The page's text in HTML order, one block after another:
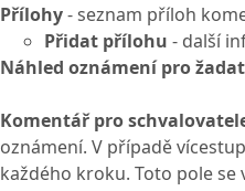
Přílohy- seznam příloh
Přidat přílohu - další
Náhled oznámení pro
Komentář pro
oznámení. V případě
každého kroku. Toto pole